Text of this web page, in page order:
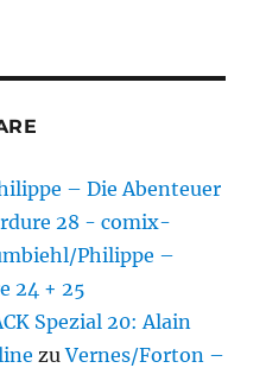
– Die Abenteuer
28 - comix-
Philippe –
24 + 25
Spezial 20: Alain
zuVernes/Forton –